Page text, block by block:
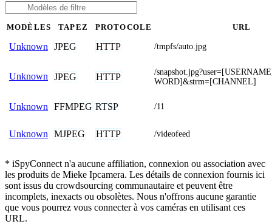
MODÈLES TAPEZ PROTOCOLE URL
Unknown JPEG HTTP /tmpfs/auto.jpg
Unknown JPEG HTTP
/
WORD]&strm=[CHANNEL]
Unknown FFMPEG RTSP /11
Unknown MJPEG HTTP /videofeed
* iSpyConnect n'a aucune affiliation, connexion ou association avec
les produits de Mieke Ipcamera. Les détails de connexion fournis ici
sont issus du crowdsourcing communautaire et peuvent être
incomplets, inexacts ou obsolètes. Nous n'offrons aucune garantie
que vous pourrez vous connecter à vos caméras en utilisant ces
URL.